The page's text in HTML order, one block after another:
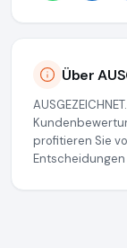
Über
profitieren Sie